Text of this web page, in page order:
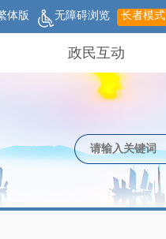
体版 无障碍浏览 长者模式
政民互动